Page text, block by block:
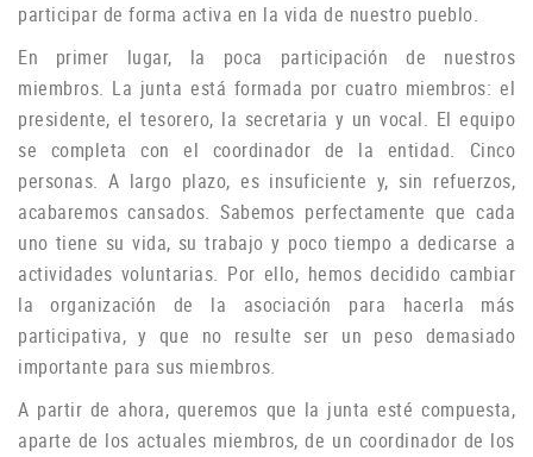
participar de forma activa en la vida de nuestro pueblo.
En primer lugar, la poca participación de nuestros
miembros. La junta está formada por cuatro miembros: el
presidente, el tesorero, la secretaria y un vocal. El equipo
se completa con el coordinador de la entidad. Cinco
personas. A largo plazo, es insuficiente y, sin refuerzos,
acabaremos cansados.Sabemos perfectamente que cada
uno tiene su vida, su trabajo y poco tiempo a dedicarse a
actividades voluntarias. Por ello, hemos decidido cambiar
la organización de la asociación para hacerla más
participativa, y que no resulte ser un peso demasiado
importante para sus miembros.
A partir de ahora, queremos que la junta esté compuesta,
aparte de los actuales miembros, de un coordinador de los